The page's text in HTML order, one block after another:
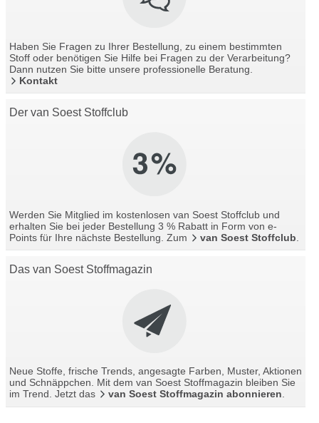
Haben Sie Fragen zu Ihrer Bestellung, zu einem bestimmten
Stoff oder benötigen Sie Hilfe bei Fragen zu der Verarbeitung?
Dann nutzen Sie bitte unsere professionelle Beratung.
Kontakt
Der van Soest Stoffclub
Werden Sie Mitglied im kostenlosen van Soest Stoffclub und
erhalten Sie bei jeder Bestellung 3 % Rabatt in Form von e-
Points für Ihre nächste Bestellung. Zum
van Soest Stoffclub
Das van Soest Stoffmagazin
Neue Stoffe, frische Trends, angesagte Farben, Muster, Aktionen
und Schnäppchen. Mit dem van Soest Stoffmagazin bleiben Sie
im Trend. Jetzt das
van Soest Stoffmagazin abonnieren.